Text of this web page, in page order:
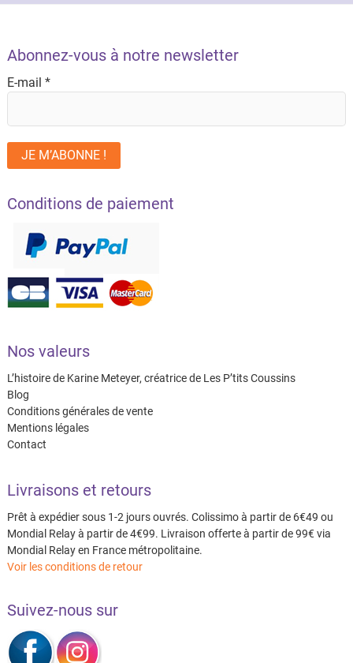
Abonnez-vous à notre newsletter
E-mail *
Conditions de paiement
Nos valeurs
L’histoire de Karine Meteyer, créatrice de Les P’tits Coussins
Blog
Conditions générales de vente
Mentions légales
Contact
Livraisons et retours
Prêt à expédier sous 1-2 jours ouvrés. Colissimo à partir de 6€49 ou
Mondial Relay à partir de 4€99. Livraison offerte à partir de 99€ via
Mondial Relay en France métropolitaine.
Voir les conditions de retour
Suivez-nous sur